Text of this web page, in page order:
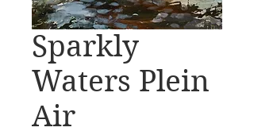
Sparkly
Waters Plein
Air